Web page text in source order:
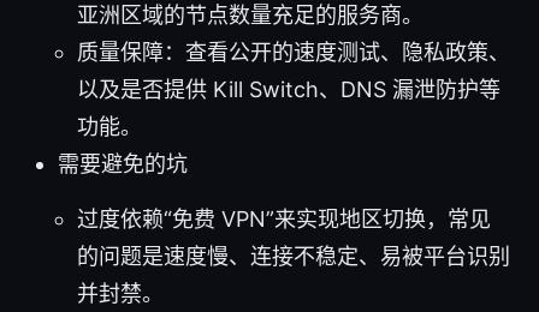
亚洲区域的节点数量充足的服务商。
质量保障：查看公开的速度测试、隐私政策、
以及是否提供 Kill Switch、DNS 漏泄防护等
功能。
需要避免的坑
过度依赖“免费 VPN”来实现地区切换，常见
的问题是速度慢、连接不稳定、易被平台识别
并封禁。